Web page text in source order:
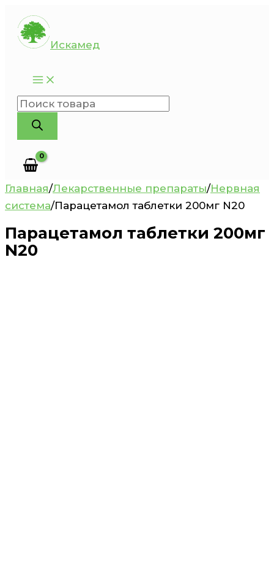
Перейти
содержимому
Искамед
Поиск
товаров
Главная/Лекарственные препараты/Нервная
система/Парацетамол таблетки 200мг N20
Парацетамол таблетки 200мг
N20